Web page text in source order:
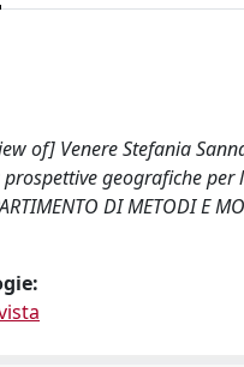
of] Venere Stefania
geografiche per
DI METODI E